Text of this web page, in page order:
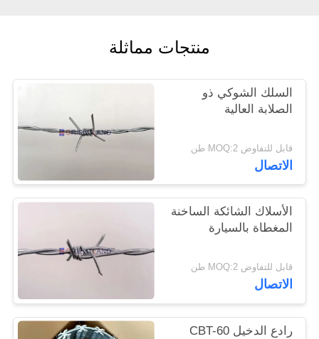
PRIVACY
POLICY
منتجات مماثلة
السلك الشوكي ذو
الصلابة العالية
قابل للتفاوض MOQ:2 طن
الاتصال
الأسلاك الشائكة الساخنة
المغطاة بالسيارة
قابل للتفاوض MOQ:2 طن
الاتصال
رادع الدخيل CBT-60